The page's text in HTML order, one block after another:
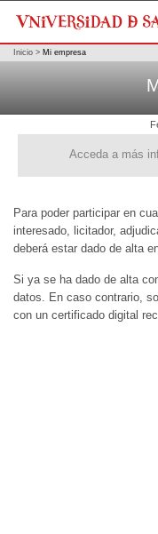
Acceda a más
Inicio > Mi empresa
Para poder participar en
interesado, licitador,
deberá estar dado de alta
Si ya se ha dado de alta
datos. En caso contrario,
con un certificado digital